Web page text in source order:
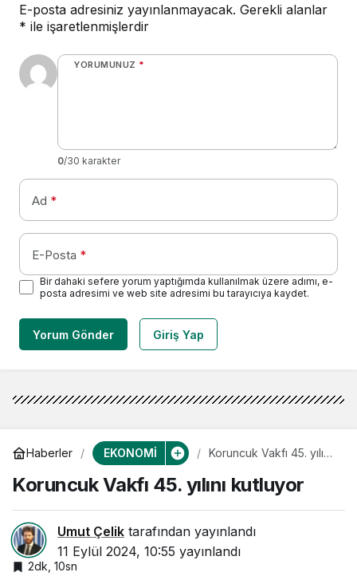
E-posta adresiniz yayınlanmayacak. Gerekli alanlar
* ile işaretlenmişlerdir
YORUMUNUZ *
0/30 karakter
Ad *
E-Posta *
Bir dahaki sefere yorum yaptığımda kullanılmak üzere adımı, e-
posta adresimi ve web site adresimi bu tarayıcıya kaydet.
Yorum Gönder Giriş Yap
Haberler EKONOMİ
Koruncuk Vakfı 45. yılını
Koruncuk Vakfı 45. yılını kutluyor
Umut Çelik tarafından yayınlandı
11 Eylül 2024, 10:55 yayınlandı
2dk, 10sn